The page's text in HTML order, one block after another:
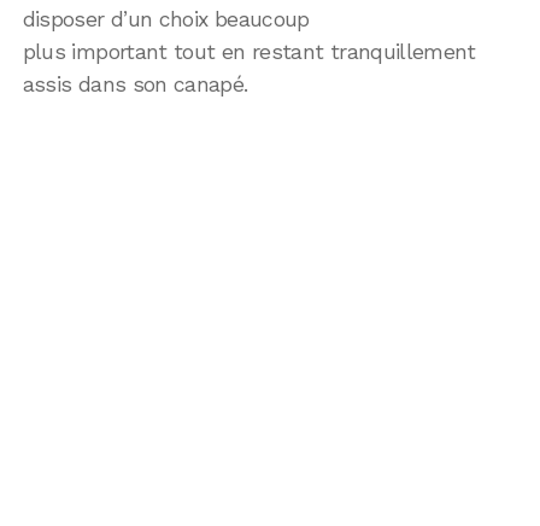
disposer d’un choix beaucoup
plus important tout en restant tranquillement
assis dans son canapé.